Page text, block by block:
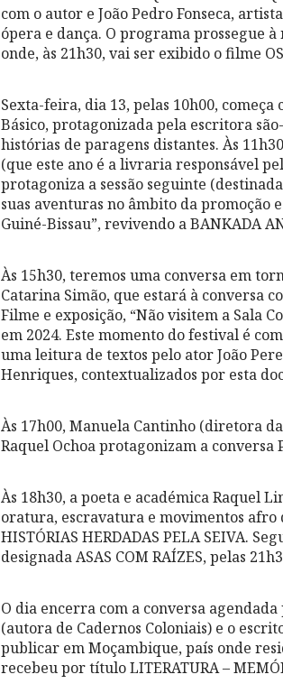
com o autor e João Pedro Fonseca,
ópera e dança. O programa prossegue
onde, às 21h30, vai ser exibido o filme
Sexta-feira, dia 13, pelas 10h00, começa
Básico, protagonizada pela escritora
histórias de paragens distantes. Às
(que este ano é a livraria responsável
protagoniza a sessão seguinte
suas aventuras no âmbito da promoção
Guiné-Bissau”, revivendo a BANKADA
Às 15h30, teremos uma conversa em
Catarina Simão, que estará à conversa
Filme e exposição, “Não visitem a Sala
em 2024. Este momento do festival é
uma leitura de textos pelo ator João
Henriques, contextualizados por esta
Às 17h00, Manuela Cantinho (diretora
Raquel Ochoa protagonizam a conversa
Às 18h30, a poeta e académica Raquel
oratura, escravatura e movimentos afro
HISTÓRIAS HERDADAS PELA SEIVA.
designada ASAS COM RAÍZES, pelas
O dia encerra com a conversa
(autora de Cadernos Coloniais) e o
publicar em Moçambique, país onde
recebeu por título LITERATURA –